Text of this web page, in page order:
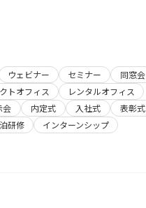
ウェビナー セミナー
同窓会
トオフィス
レンタルオフィス
会 内定式 入社式
表彰式
研修
インターンシップ